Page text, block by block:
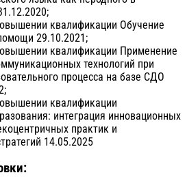
квалификации Обучение
29.10.2021;
квалификации Применение
технологий при
процесса на базе СДО
квалификации
интеграция инновационных
практик и
14.05.2025